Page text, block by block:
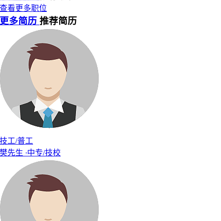
查看更多职位
更多简历 推荐简历
技工/普工
樊先生 ·中专/技校